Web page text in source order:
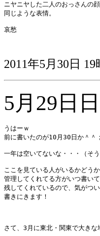
ニヤニヤした二人のおっさんの
同じような表情。
哀愁
2011年5月30日
5月29日
うはーｗ
前に書いたのが10月30日か＾＾；
一年は空いてないな・・・（そ
ここを見ている人がいるかどう
管理してくれてる方がいつ書い
残してくれているので、気がつ
書きにきます！
さて、3月に東北・関東で大きな